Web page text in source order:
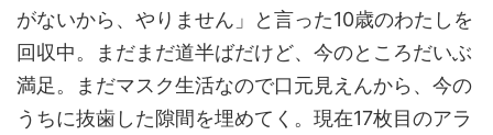
がないから、やりません」と言った10歳のわたしを
回収中。まだまだ道半ばだけど、今のところだいぶ
満足。まだマスク生活なので口元見えんから、今の
うちに抜歯した隙間を埋めてく。現在17枚目のアラ